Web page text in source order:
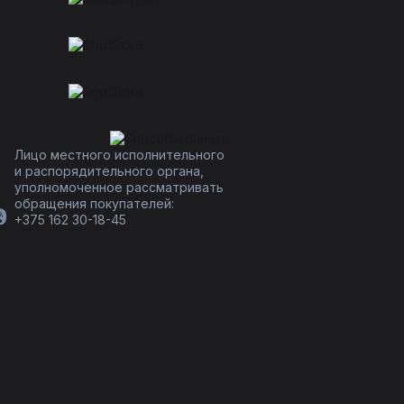
Лицо местного исполнительного
и распорядительного органа,
уполномоченное рассматривать
обращения покупателей:
+375 162 30-18-45